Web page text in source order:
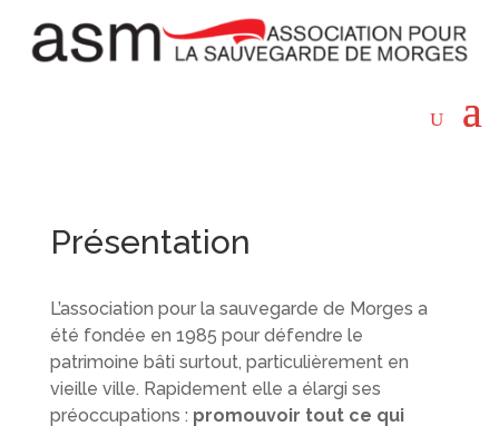
Présentation
L’association pour la sauvegarde de Morges a
été fondée en 1985 pour défendre le
patrimoine bâti surtout, particulièrement en
vieille ville. Rapidement elle a élargi ses
préoccupations : promouvoir tout ce qui